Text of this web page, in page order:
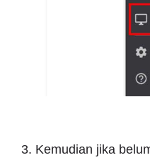
3. Kemudian jika